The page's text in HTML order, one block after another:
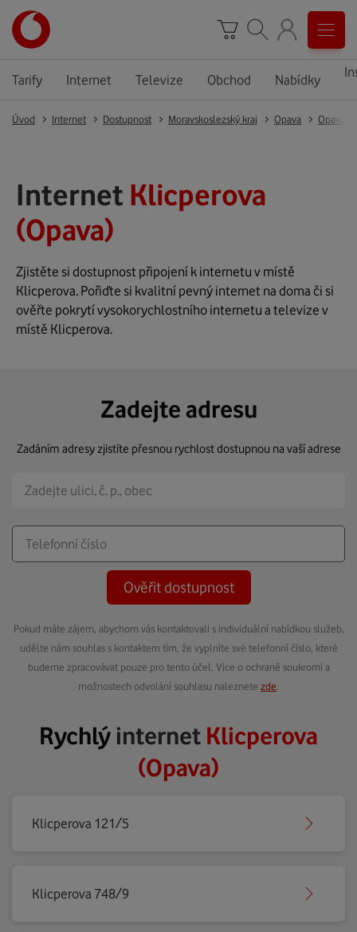
Tarify Internet Televize Obchod Nabídky
Úvod Internet Dostupnost Moravskoslezský kraj Opava Opava
Internet Klicperova
(Opava)
Zjistěte si dostupnost připojení k internetu v místě
Klicperova. Pořiďte si kvalitní pevný internet na doma či si
ověřte pokrytí vysokorychlostního internetu a televize v
místě Klicperova.
Zadejte adresu
Zadáním adresy zjistíte přesnou rychlost dostupnou na vaší adrese
Ověřit dostupnost
Pokud máte zájem, abychom vás kontaktovali s individuální nabídkou služeb,
udělte nám souhlas s kontaktem tím, že vyplníte své telefonní číslo, které
budeme zpracovávat pouze pro tento účel. Více o ochraně soukromí a
možnostech odvolání souhlasu naleznete zde
Rychlýinternet Klicperova
(Opava)
Klicperova 121/5
Klicperova 748/9